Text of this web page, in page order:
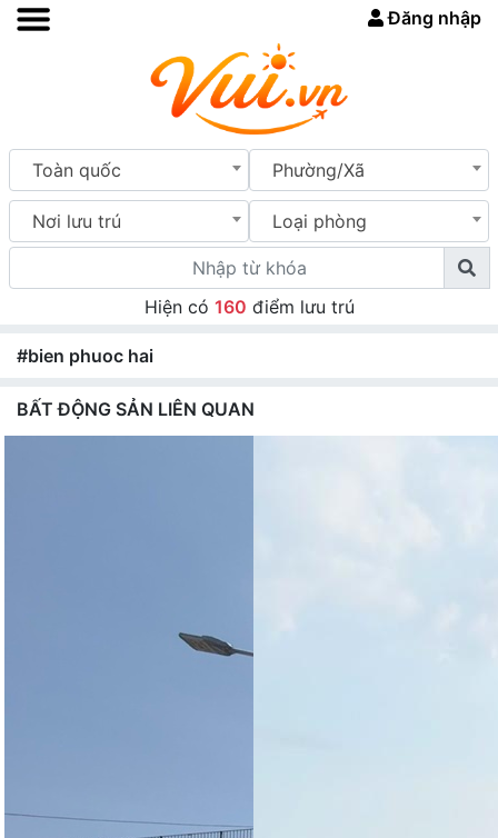
Đăng nhập
Toàn quốc Phường/Xã
Nơi lưu trú Loại phòng
Hiện có 160 điểm lưu trú
#bien phuoc hai
BẤT ĐỘNG SẢN LIÊN QUAN